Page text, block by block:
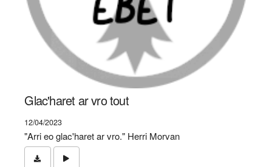
Glac'haret ar vro tout
12/04/2023
"Arri eo glac'haret ar vro." Herri Morvan